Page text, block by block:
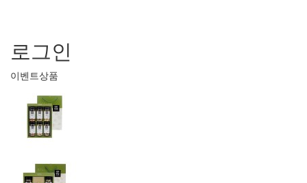
로그인
이벤트상품